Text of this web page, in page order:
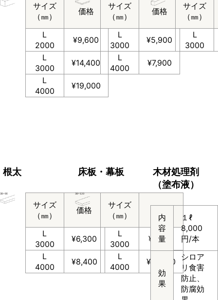
サイズ
（㎜）
価格
L
2000
¥9,600
L
3000
¥14,400
L
4000
¥19,000
サイズ
（㎜）
価格
L
3000
¥5,900
L
4000
¥7,900
サイズ
（㎜）
L
3000
根太
サイズ
（㎜）
価格
L
3000
¥6,300
L
4000
¥8,400
床板・幕板
サイズ
（㎜）
L
3000
¥9,200
L
4000
¥12,300
木材処理剤
（塗布液）
内
容
量
１ℓ
8,000
円/本
効
果
シロア
リ食害
防止、
防腐効